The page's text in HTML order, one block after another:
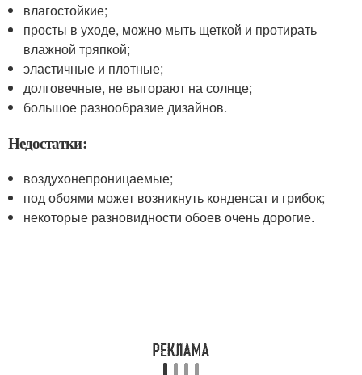
влагостойкие;
просты в уходе, можно мыть щеткой и протирать
влажной тряпкой;
эластичные и плотные;
долговечные, не выгорают на солнце;
большое разнообразие дизайнов.
Недостатки:
воздухонепроницаемые;
под обоями может возникнуть конденсат и грибок;
некоторые разновидности обоев очень дорогие.